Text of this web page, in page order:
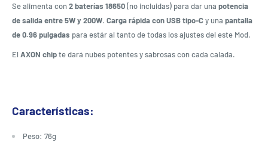
Se alimenta con2 baterías 18650(no incluidas) para dar una potencia
de salida entre 5W y 200W. Carga rápida con USB tipo-Cy una pantalla
de 0.96 pulgadas para estár al tanto de todas los ajustes del este Mod.
ElAXON chipte dará nubes potentes y sabrosas con cada calada.
Características:
Peso: 76g